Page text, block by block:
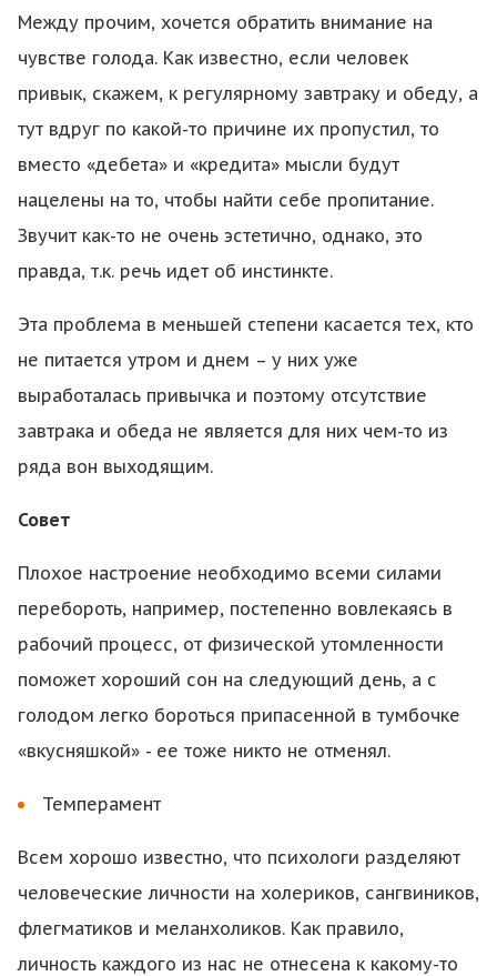
Между прочим, хочется обратить внимание на
чувстве голода. Как известно, если человек
привык, скажем, к регулярному завтраку и обеду, а
тут вдруг по какой-то причине их пропустил, то
вместо «дебета» и «кредита» мысли будут
нацелены на то, чтобы найти себе пропитание.
Звучит как-то не очень эстетично, однако, это
правда, т.к. речь идет об инстинкте.
Эта проблема в меньшей степени касается тех, кто
не питается утром и днем – у них уже
выработалась привычка и поэтому отсутствие
завтрака и обеда не является для них чем-то из
ряда вон выходящим.
Совет
Плохое настроение необходимо всеми силами
перебороть, например, постепенно вовлекаясь в
рабочий процесс, от физической утомленности
поможет хороший сон на следующий день, а с
голодом легко бороться припасенной в тумбочке
«вкусняшкой» - ее тоже никто не отменял.
Темперамент
Всем хорошо известно, что психологи разделяют
человеческие личности на холериков, сангвиников,
флегматиков и меланхоликов. Как правило,
личность каждого из нас не отнесена к какому-то